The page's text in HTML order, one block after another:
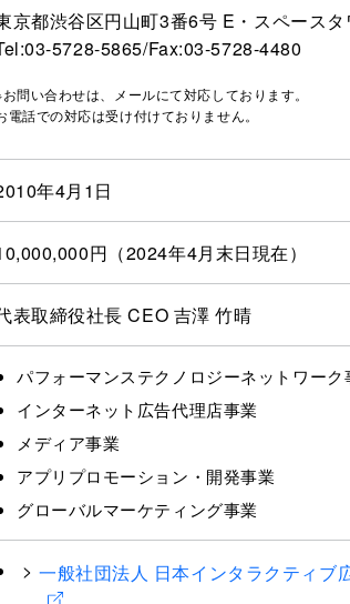
京都渋谷区円山町3番6号 E・スペース
03-5728-5865/Fax:03-5728-4480
問い合わせは、メールにて対応しております。
電話での対応は受け付けておりません。
年4月1日
円（2024年4月末日現在）
表取締役社長 CEO 吉澤 竹晴
パフォーマンステクノロジーネットワーク
インターネット広告代理店事業
メディア事業
アプリプロモーション・開発事業
グローバルマーケティング事業
一般社団法人 日本インタラクティブ